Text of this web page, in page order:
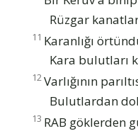
Rüzgar
11 Karanlığı
Kara bulutları
12Varlığının
Bulutlardan
13 RAB göklerden